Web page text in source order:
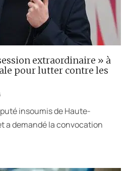
extraordinaire » à
pour lutter contre les
insoumis de Haute-
a demandé la convocation